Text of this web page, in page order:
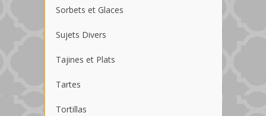
Sorbets et Glaces
Sujets Divers
Tajines et Plats
Tartes
Tortillas